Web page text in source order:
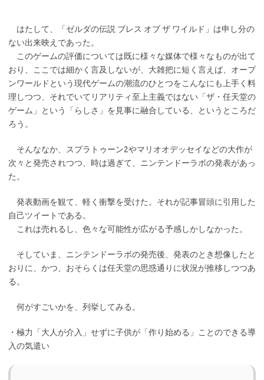
はたして、「ゼルダの伝説 ブレス オブ ザ ワイルド」は申し分の
ない出来映えであった。
このゲームの評価については既に様々な媒体で様々なものが出て
おり、ここでは細かく言及しないが、大雑把に短く言えば、オープ
ンワールドという現代ゲームの潮流のひとつをこんなにも上手く料
理しつつ、それでいてリアリティ至上主義ではない「ザ・任天堂の
ゲーム」という「らしさ」を見事に融合している、というところだ
ろう。
そんななか、スプラトゥーン2やマリオオデッセイなどの大作が
次々と発売されつつ、時は過ぎて、ニンテンドーラボの発表があっ
た。
発表動画を観て、軽く衝撃を受けた。それが記事冒頭に引用した
自己ツイートである。
これは売れるし、色々な可能性が広がる予感しかしなかった。
そしていま、ニンテンドーラボの発売後、発表のとき想像したと
おりに、かつ、おそらくは任天堂の思惑通りに状況が推移しつつあ
る。
何がすごいかを、列挙してみる。
・極力「大人が介入」せずに子供が「作り始める」ことのできる導
入の気遣い